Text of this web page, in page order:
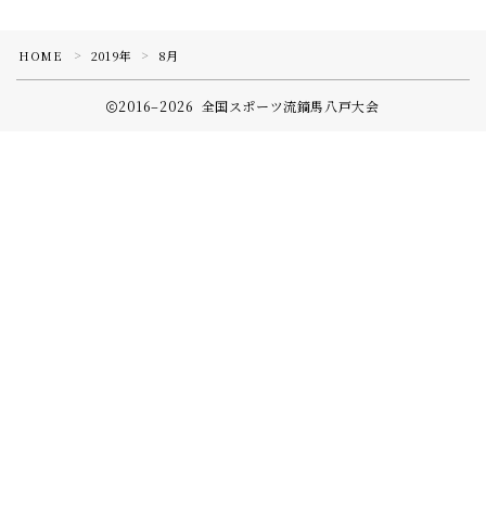
HOME ＞ 2019年 ＞ 8月
2016–2026 全国スポーツ流鏑馬八戸大会